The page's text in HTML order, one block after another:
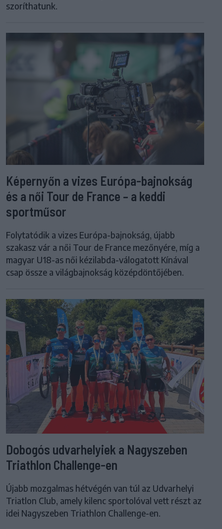
szoríthatunk.
Képernyőn a vizes Európa-bajnokság
és a női Tour de France – a keddi
sportműsor
Folytatódik a vizes Európa-bajnokság, újabb
szakasz vár a női Tour de France mezőnyére, míg a
magyar U18-as női kézilabda-válogatott Kínával
csap össze a világbajnokság középdöntőjében.
Dobogós udvarhelyiek a Nagyszeben
Triathlon Challenge-en
Újabb mozgalmas hétvégén van túl az Udvarhelyi
Triatlon Club, amely kilenc sportolóval vett részt az
idei Nagyszeben Triathlon Challenge-en.